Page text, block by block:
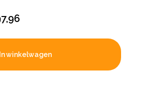
Huidige
€197,96.
In winkelwagen